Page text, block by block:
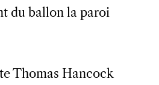
du ballon la paroi
Thomas Hancock